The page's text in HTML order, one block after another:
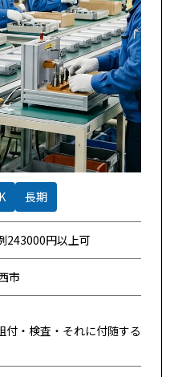
長期
243000円以上可
市
付・検査・それに付随する